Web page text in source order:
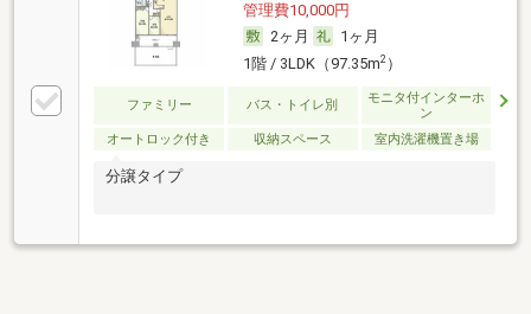
管理費10,000円
2ヶ月
1ヶ月
1階 / 3LDK（97.35m2）
ファミリー バス・トイレ別
モニタ付インターホ
ン
オートロック付き
収納スペース 室内洗濯機置き場
分譲タイプ